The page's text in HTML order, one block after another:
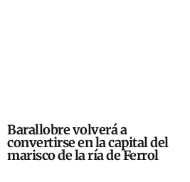
Barallobre volverá a
convertirse en la capital del
marisco de la ría de Ferrol